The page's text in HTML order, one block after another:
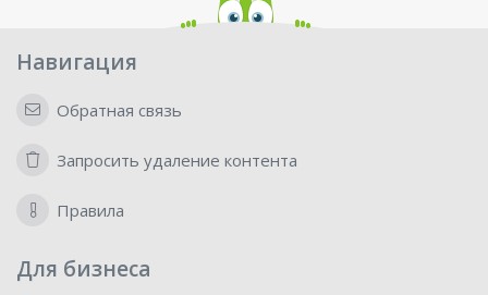
Навигация
Обратная связь
Запросить удаление контента
Правила
Для бизнеса